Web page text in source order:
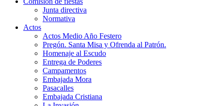
Junta directiva
Normativa
Actos
Actos Medio Año Festero
Pregón. Santa Misa y Ofrenda al Patrón.
Homenaje al Escudo
Entrega de Poderes
Campamentos
Embajada Mora
Pasacalles
Embajada Cristiana